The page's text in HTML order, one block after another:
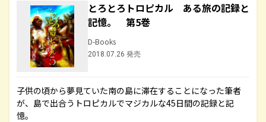
とろとろトロピカル ある旅の記録と
記憶。 第5巻
D-Books
2018.07.26 発売
子供の頃から夢見ていた南の島に滞在することになった筆者
が、島で出合うトロピカルでマジカルな45日間の記録と記
憶。